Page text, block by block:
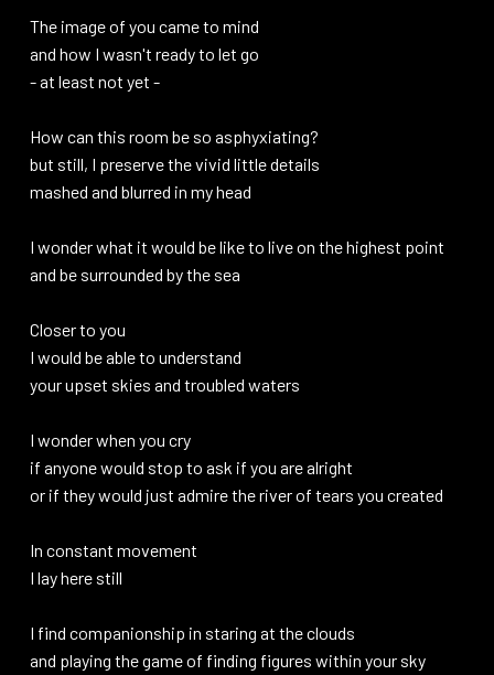
The image of you came to mind
and how I wasn't ready to let go
- at least not yet -
How can this room be so asphyxiating?
but still, I preserve the vivid little details
mashed and blurred in my head
I wonder what it would be like to live on the highest point
and be surrounded by the sea
Closer to you
I would be able to understand
your upset skies and troubled waters
I wonder when you cry
if anyone would stop to ask if you are alright
or if they would just admire the river of tears you created
In constant movement
I lay here still
I find companionship in staring at the clouds
and playing the game of finding figures within your sky